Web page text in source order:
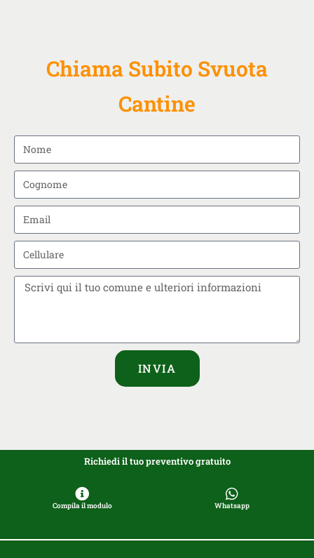
Chiama Subito Svuota
Cantine
INVIA
Richiedi il tuo preventivo gratuito
Compila il modulo Whatsapp